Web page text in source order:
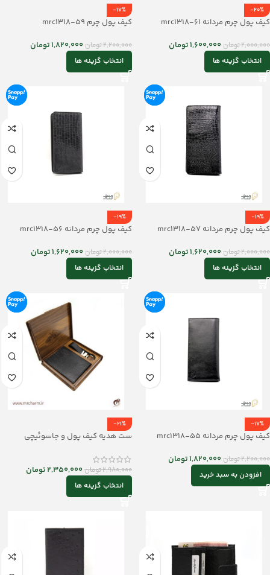
-20%
کیف پول چرم مردانه mrc1318-61
2,000,000تومان1,600,000تومان
انتخاب گزینه ها
-17%
کیف پول چرم mrc1318-59
2,200,000تومان1,820,000تومان
انتخاب گزینه ها
-19%
کیف پول چرم مردانه mrc1318-57
2,000,000تومان1,620,000تومان
انتخاب گزینه ها
-19%
کیف پول چرم مردانه mrc1318-56
2,000,000تومان1,620,000تومان
انتخاب گزینه ها
-17%
کیف پول چرم مردانه mrc1318-55
2,200,000تومان1,820,000تومان
افزودن به سبد خرید
-21%
ست هدیه کیف پول و جاسوئیچی
2,980,000تومان2,350,000تومان
انتخاب گزینه ها